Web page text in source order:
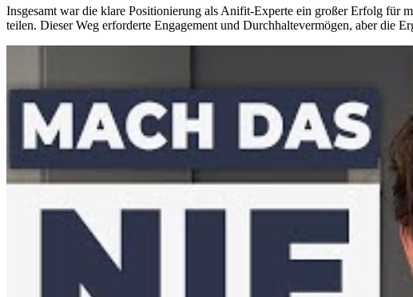
Insgesamt war die⁤ klare Positionierung als Anifit-Experte ein großer Erfolg für
teilen.⁤ Dieser Weg erforderte Engagement und Durchhaltevermögen, aber die